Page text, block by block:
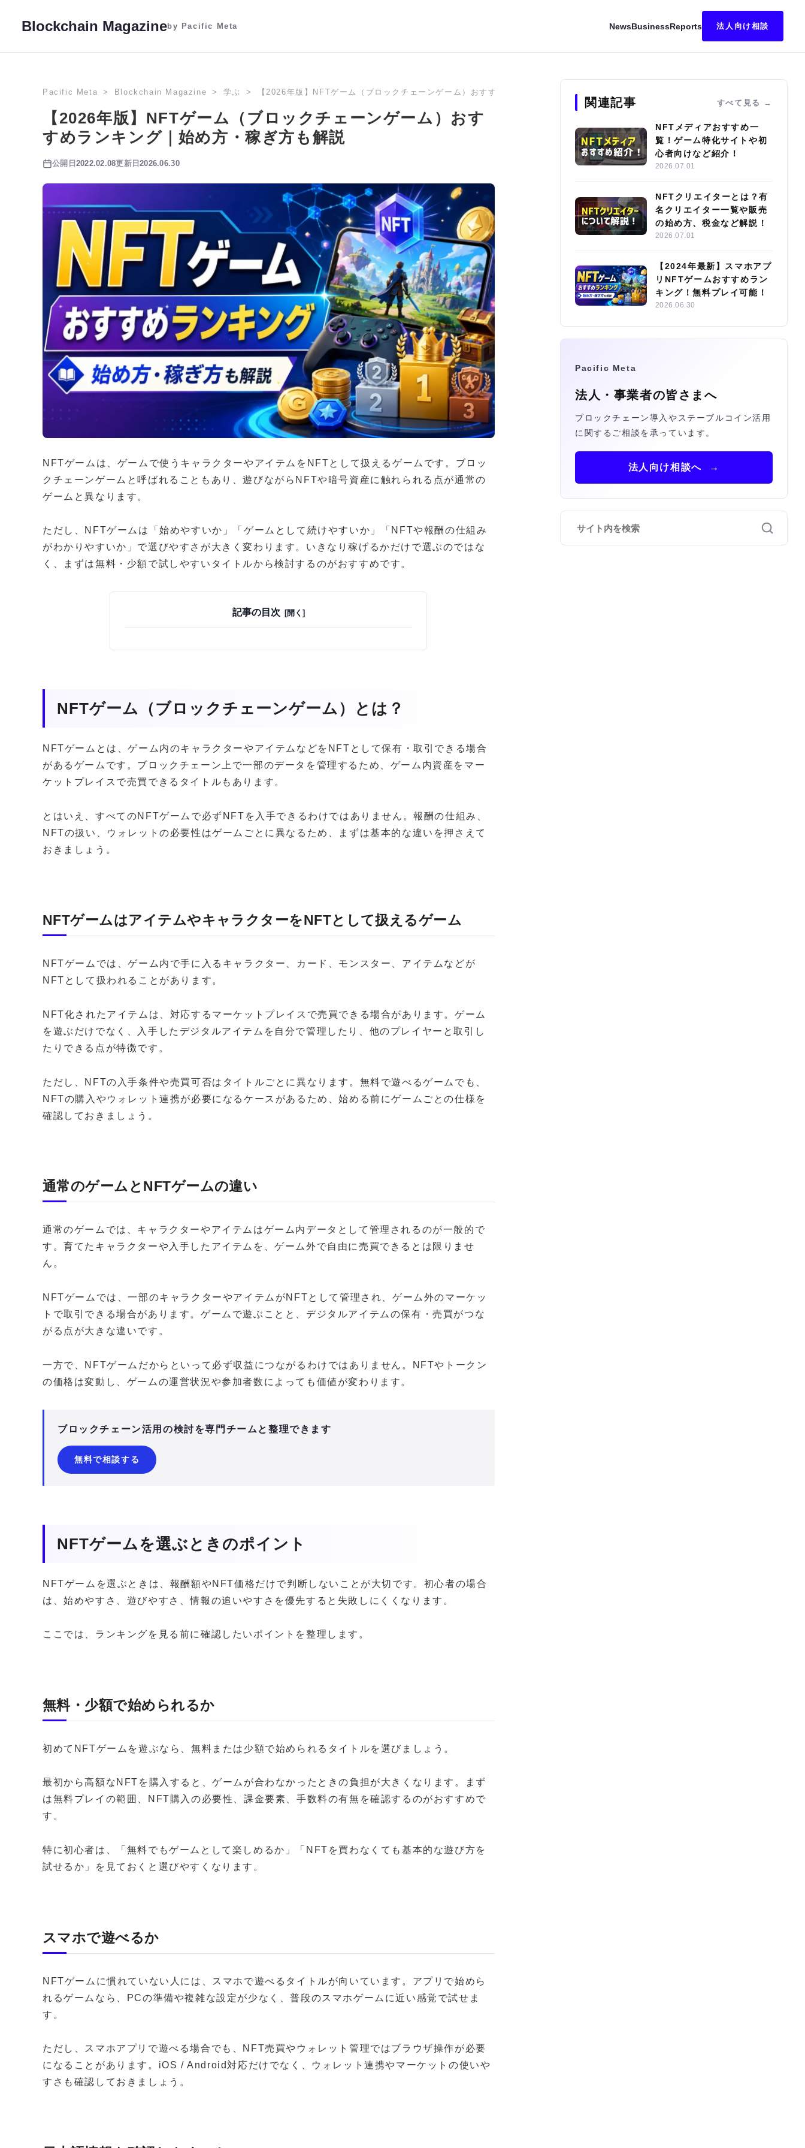
Blockchain Magazineby Pacific Meta NewsBusinessReports 法人向け相談
Pacific Meta Blockchain Magazine 学ぶ 【2026年版】NFTゲーム（ブロックチェーンゲーム）おすすめランキング｜始め方・稼ぎ方も解説
【2026年版】NFTゲーム（ブロックチェーンゲーム）おす
すめランキング｜始め方・稼ぎ方も解説
公開日 2022.02.08更新日2026.06.30
NFTゲームは、ゲームで使うキャラクターやアイテムをNFTとして扱えるゲームです。ブロッ
クチェーンゲームと呼ばれることもあり、遊びながらNFTや暗号資産に触れられる点が通常の
ゲームと異なります。
ただし、NFTゲームは「始めやすいか」「ゲームとして続けやすいか」「NFTや報酬の仕組み
がわかりやすいか」で選びやすさが大きく変わります。いきなり稼げるかだけで選ぶのではな
く、まずは無料・少額で試しやすいタイトルから検討するのがおすすめです。
記事の目次
NFTゲーム（ブロックチェーンゲーム）とは？
NFTゲームとは、ゲーム内のキャラクターやアイテムなどをNFTとして保有・取引できる場合
があるゲームです。ブロックチェーン上で一部のデータを管理するため、ゲーム内資産をマー
ケットプレイスで売買できるタイトルもあります。
とはいえ、すべてのNFTゲームで必ずNFTを入手できるわけではありません。報酬の仕組み、
NFTの扱い、ウォレットの必要性はゲームごとに異なるため、まずは基本的な違いを押さえて
おきましょう。
NFTゲームはアイテムやキャラクターをNFTとして扱えるゲーム
NFTゲームでは、ゲーム内で手に入るキャラクター、カード、モンスター、アイテムなどが
NFTとして扱われることがあります。
NFT化されたアイテムは、対応するマーケットプレイスで売買できる場合があります。ゲーム
を遊ぶだけでなく、入手したデジタルアイテムを自分で管理したり、他のプレイヤーと取引し
たりできる点が特徴です。
ただし、NFTの入手条件や売買可否はタイトルごとに異なります。無料で遊べるゲームでも、
NFTの購入やウォレット連携が必要になるケースがあるため、始める前にゲームごとの仕様を
確認しておきましょう。
通常のゲームとNFTゲームの違い
通常のゲームでは、キャラクターやアイテムはゲーム内データとして管理されるのが一般的で
す。育てたキャラクターや入手したアイテムを、ゲーム外で自由に売買できるとは限りませ
ん。
NFTゲームでは、一部のキャラクターやアイテムがNFTとして管理され、ゲーム外のマーケッ
トで取引できる場合があります。ゲームで遊ぶことと、デジタルアイテムの保有・売買がつな
がる点が大きな違いです。
一方で、NFTゲームだからといって必ず収益につながるわけではありません。NFTやトークン
の価格は変動し、ゲームの運営状況や参加者数によっても価値が変わります。
ブロックチェーン活用の検討を専門チームと整理できます
無料で相談する
NFTゲームを選ぶときのポイント
NFTゲームを選ぶときは、報酬額やNFT価格だけで判断しないことが大切です。初心者の場合
は、始めやすさ、遊びやすさ、情報の追いやすさを優先すると失敗しにくくなります。
ここでは、ランキングを見る前に確認したいポイントを整理します。
無料・少額で始められるか
初めてNFTゲームを遊ぶなら、無料または少額で始められるタイトルを選びましょう。
最初から高額なNFTを購入すると、ゲームが合わなかったときの負担が大きくなります。まず
は無料プレイの範囲、NFT購入の必要性、課金要素、手数料の有無を確認するのがおすすめで
す。
特に初心者は、「無料でもゲームとして楽しめるか」「NFTを買わなくても基本的な遊び方を
試せるか」を見ておくと選びやすくなります。
スマホで遊べるか
NFTゲームに慣れていない人には、スマホで遊べるタイトルが向いています。アプリで始めら
れるゲームなら、PCの準備や複雑な設定が少なく、普段のスマホゲームに近い感覚で試せま
す。
ただし、スマホアプリで遊べる場合でも、NFT売買やウォレット管理ではブラウザ操作が必要
になることがあります。iOS / Android対応だけでなく、ウォレット連携やマーケットの使いや
すさも確認しておきましょう。
関連記事 すべて見る
NFTメディアおすすめ一
覧！ゲーム特化サイトや初
心者向けなど紹介！
2026.07.01
NFTクリエイターとは？有
名クリエイター一覧や販売
の始め方、税金など解説！
2026.07.01
【2024年最新】スマホアプ
リNFTゲームおすすめラン
キング！無料プレイ可能！
2026.06.30
Pacific Meta
法人・事業者の皆さまへ
ブロックチェーン導入やステーブルコイン活用
に関するご相談を承っています。
法人向け相談へ